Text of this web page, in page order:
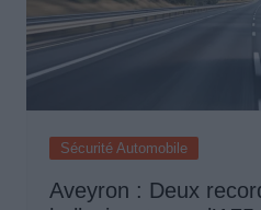
Sécurité Automobile
Aveyron : Deux